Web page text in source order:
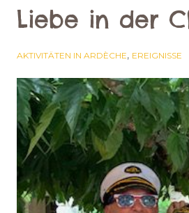
Liebe in der
AKTIVITÄTEN IN ARDÈCHE, EREIGNISSE